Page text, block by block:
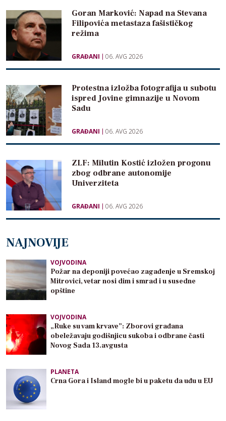
Goran Marković: Napad na Stevana
Filipovića metastaza fašističkog
režima
GRAĐANI 06. AVG 2026
Protestna izložba fotografija u subotu
ispred Jovine gimnazije u Novom
Sadu
GRAĐANI 06. AVG 2026
ZLF: Milutin Kostić izložen progonu
zbog odbrane autonomije
Univerziteta
GRAĐANI 06. AVG 2026
NAJNOVIJE
VOJVODINA
Požar na deponiji povećao zagađenje u Sremskoj
Mitrovici, vetar nosi dim i smrad i u susedne
opštine
VOJVODINA
„Ruke su vam krvave”: Zborovi građana
obeležavaju godišnjicu sukoba i odbrane časti
Novog Sada 13.avgusta
PLANETA
Crna Gora i Island mogle bi u paketu da uđu u EU